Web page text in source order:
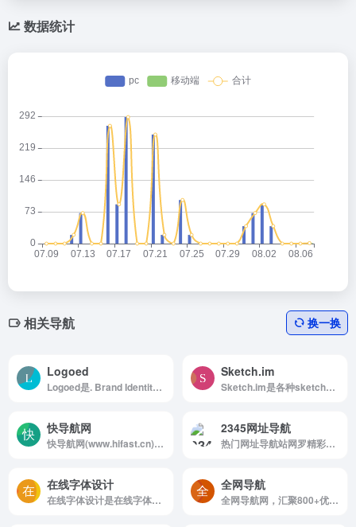
数据统计
相关导航 换一换
Logoed
Logoed是. Brand Identity Inspiratio...
Sketch.im
Sketch.im是各种sketch源文件，插件，免...
快导航网
快导航网(www.hifast.cn)-站在前方,为你导航，一个全人工编辑的开放式网站分类目录，在这里汇聚了网上较为优秀的网站，目的是满足用户日常的网址导航需求，帮助用户发现更多有趣的网站，旨在打造高质量导航分类目录网站！
2345网址导航
热门网址导航站网罗精彩实用网址2345.com
在线字体设计
在线字体设计是在线字体转换 艺术字体在线设...
全网导航
全网导航网，汇聚800+优质导航网站入口，包括传统导航网、垂直导航、行业导航、AI导航、地域导航网站，助你一站直达10万+优质网站资源。